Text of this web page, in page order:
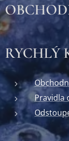
RYCHLÝ
Pravidla